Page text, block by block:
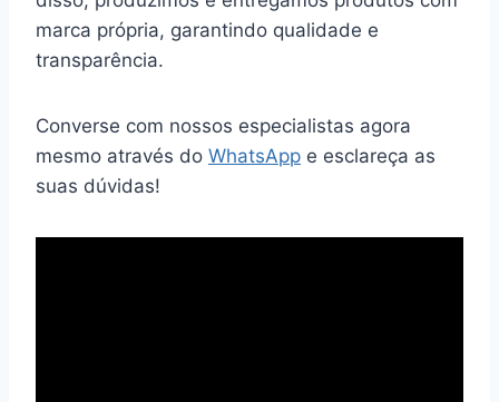
marca própria, garantindo qualidade e
transparência.
Converse com nossos especialistas agora
mesmo através do WhatsApp e esclareça as
suas dúvidas!